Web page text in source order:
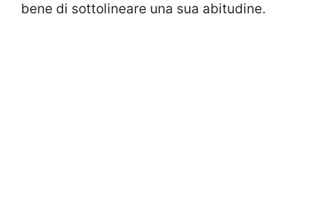
bene di sottolineare una sua abitudine.